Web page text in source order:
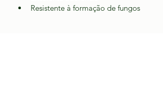
Resistente à formação de fungos